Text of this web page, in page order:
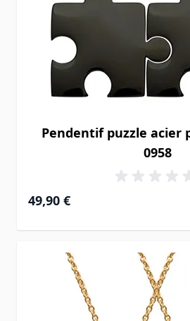
Pendentif puzzle acier
0958
49,90 €